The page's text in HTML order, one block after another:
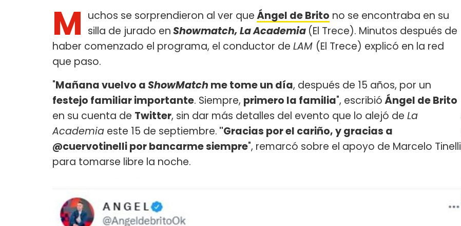
M uchos se sorprendieron al ver queÁngel de Brito no se encontraba en su
silla de jurado enShowmatch, La Academia (El Trece). Minutos después de
haber comenzado el programa, el conductor de LAM (El Trece) explicó en la red
que paso.
"Mañana vuelvo aShowMatch me tome un día, después de 15 años, por un
festejo familiar importante. Siempre, primero la familia", escribióÁngel de Brito
en su cuenta de Twitter, sin dar más detalles del evento que lo alejó de La
Academia este 15 de septiembre. "Gracias por el cariño, y gracias a
@cuervotinelli por bancarme siempre", remarcó sobre el apoyo de Marcelo Tinelli
para tomarse libre la noche.